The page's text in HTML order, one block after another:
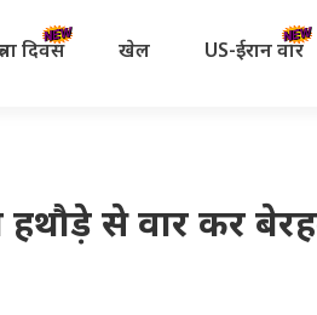
दिवस खेल US-ईरान वॉर
से वार कर